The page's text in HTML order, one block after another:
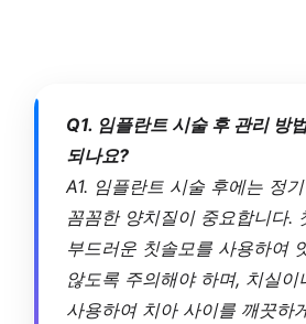
Q1. 임플란트 시술 후 관리 방
되나요?
A1. 임플란트 시술 후에는 정
꼼꼼한 양치질이 중요합니다.
부드러운 칫솔모를 사용하여
않도록 주의해야 하며, 치실이
사용하여 치아 사이를 깨끗하